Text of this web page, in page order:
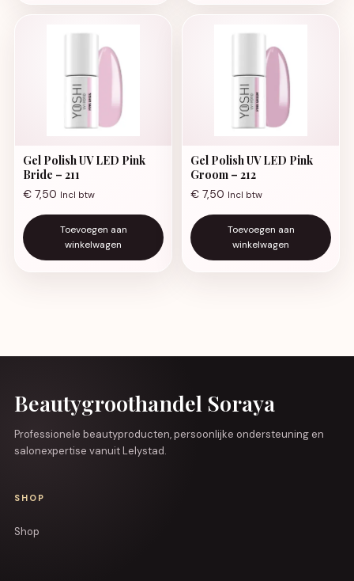
Gel Polish UV LED Pink
Bride – 211
€ 7,50 Incl btw
Toevoegen aan
winkelwagen
Gel Polish UV LED Pink
Groom – 212
€ 7,50 Incl btw
Toevoegen aan
winkelwagen
Beautygroothandel Soraya
Professionele beautyproducten, persoonlijke ondersteuning en
salonexpertise vanuit Lelystad.
SHOP
Shop